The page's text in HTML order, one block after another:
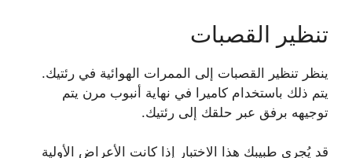
تنظير القصبات
ينظر تنظير القصبات إلى الممرات الهوائية في رئتيك.
يتم ذلك باستخدام كاميرا في نهاية أنبوب مرن يتم
توجيهه برفق عبر حلقك إلى رئتيك.
قد يُجري طبيبك هذا الاختبار إذا كانت الأعراض الأولية